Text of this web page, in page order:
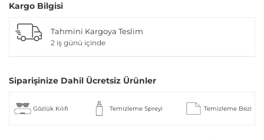
Kargo Bilgisi
Tahmini Kargoya Teslim
2 iş günü içinde
Siparişinize Dahil Ücretsiz Ürünler
Gözlük Kılıfı Temizleme Spreyi Temizleme Bezi